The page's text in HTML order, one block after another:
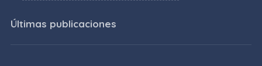
Últimas publicaciones